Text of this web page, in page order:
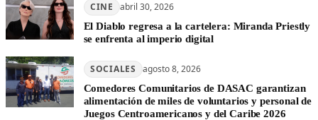
CINE abril 30, 2026
El Diablo regresa a la cartelera: Miranda Priestly
se enfrenta al imperio digital
SOCIALES agosto 8, 2026
Comedores Comunitarios de DASAC garantizan
alimentación de miles de voluntarios y personal de
Juegos Centroamericanos y del Caribe 2026